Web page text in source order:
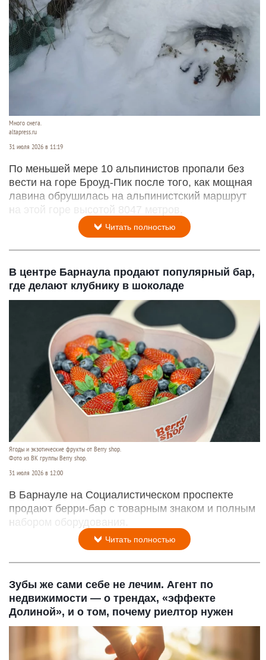
Много снега.
altapress.ru
31 июля 2026 в 11:19
По меньшей мере 10 альпинистов пропали без
вести на горе Броуд-Пик после того, как мощная
лавина обрушилась на альпинистский маршрут
на этой горе высотой 8047 метров.
Читать полностью
В центре Барнаула продают популярный бар,
где делают клубнику в шоколаде
Ягоды и экзотические фрукты от Berry shop.
Фото из ВК группы Berry shop.
31 июля 2026 в 12:00
В Барнауле на Социалистическом проспекте
продают берри-бар с товарным знаком и полным
набором оборудования.
Читать полностью
Зубы же сами себе не лечим. Агент по
недвижимости — о трендах, «эффекте
Долиной», и о том, почему риелтор нужен